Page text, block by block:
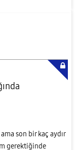
son bir kaç aydır
gerektiğinde